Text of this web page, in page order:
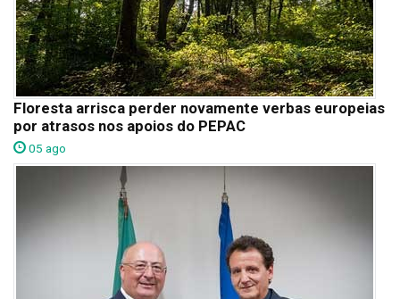
Floresta arrisca perder novamente verbas europeias
por atrasos nos apoios do PEPAC
05 ago